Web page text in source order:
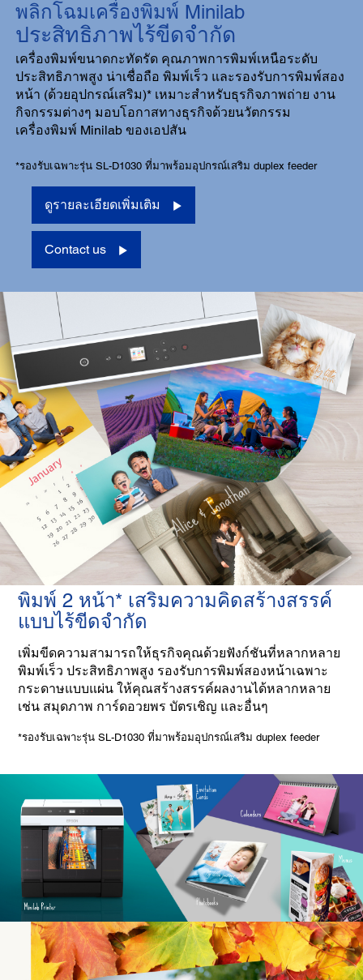
พลิกโฉมเครื่องพิมพ์ Minilab
ประสิทธิภาพไร้ขีดจำกัด
เครื่องพิมพ์ขนาดกะทัดรัด คุณภาพการพิมพ์เหนือระดับ
ประสิทธิภาพสูง น่าเชื่อถือ พิมพ์เร็ว และรองรับการพิมพ์สอง
หน้า (ด้วยอุปกรณ์เสริม)* เหมาะสำหรับธุรกิจภาพถ่าย งาน
กิจกรรมต่างๆ มอบโอกาสทางธุรกิจด้วยนวัตกรรม
เครื่องพิมพ์ Minilab ของเอปสัน
*รองรับเฉพาะรุ่น SL-D1030 ที่มาพร้อมอุปกรณ์เสริม duplex feeder
ดูรายละเอียดเพิ่มเติม
Contact us
พิมพ์ 2 หน้า* เสริมความคิดสร้างสรรค์
แบบไร้ขีดจำกัด
เพิ่มขีดความสามารถให้ธุรกิจคุณด้วยฟังก์ชันที่หลากหลาย
พิมพ์เร็ว ประสิทธิภาพสูง รองรับการพิมพ์สองหน้าเฉพาะ
กระดาษแบบแผ่น ให้คุณสร้างสรรค์ผลงานได้หลากหลาย
เช่น สมุดภาพ การ์ดอวยพร บัตรเชิญ และอื่นๆ
*รองรับเฉพาะรุ่น SL-D1030 ที่มาพร้อมอุปกรณ์เสริม duplex feeder